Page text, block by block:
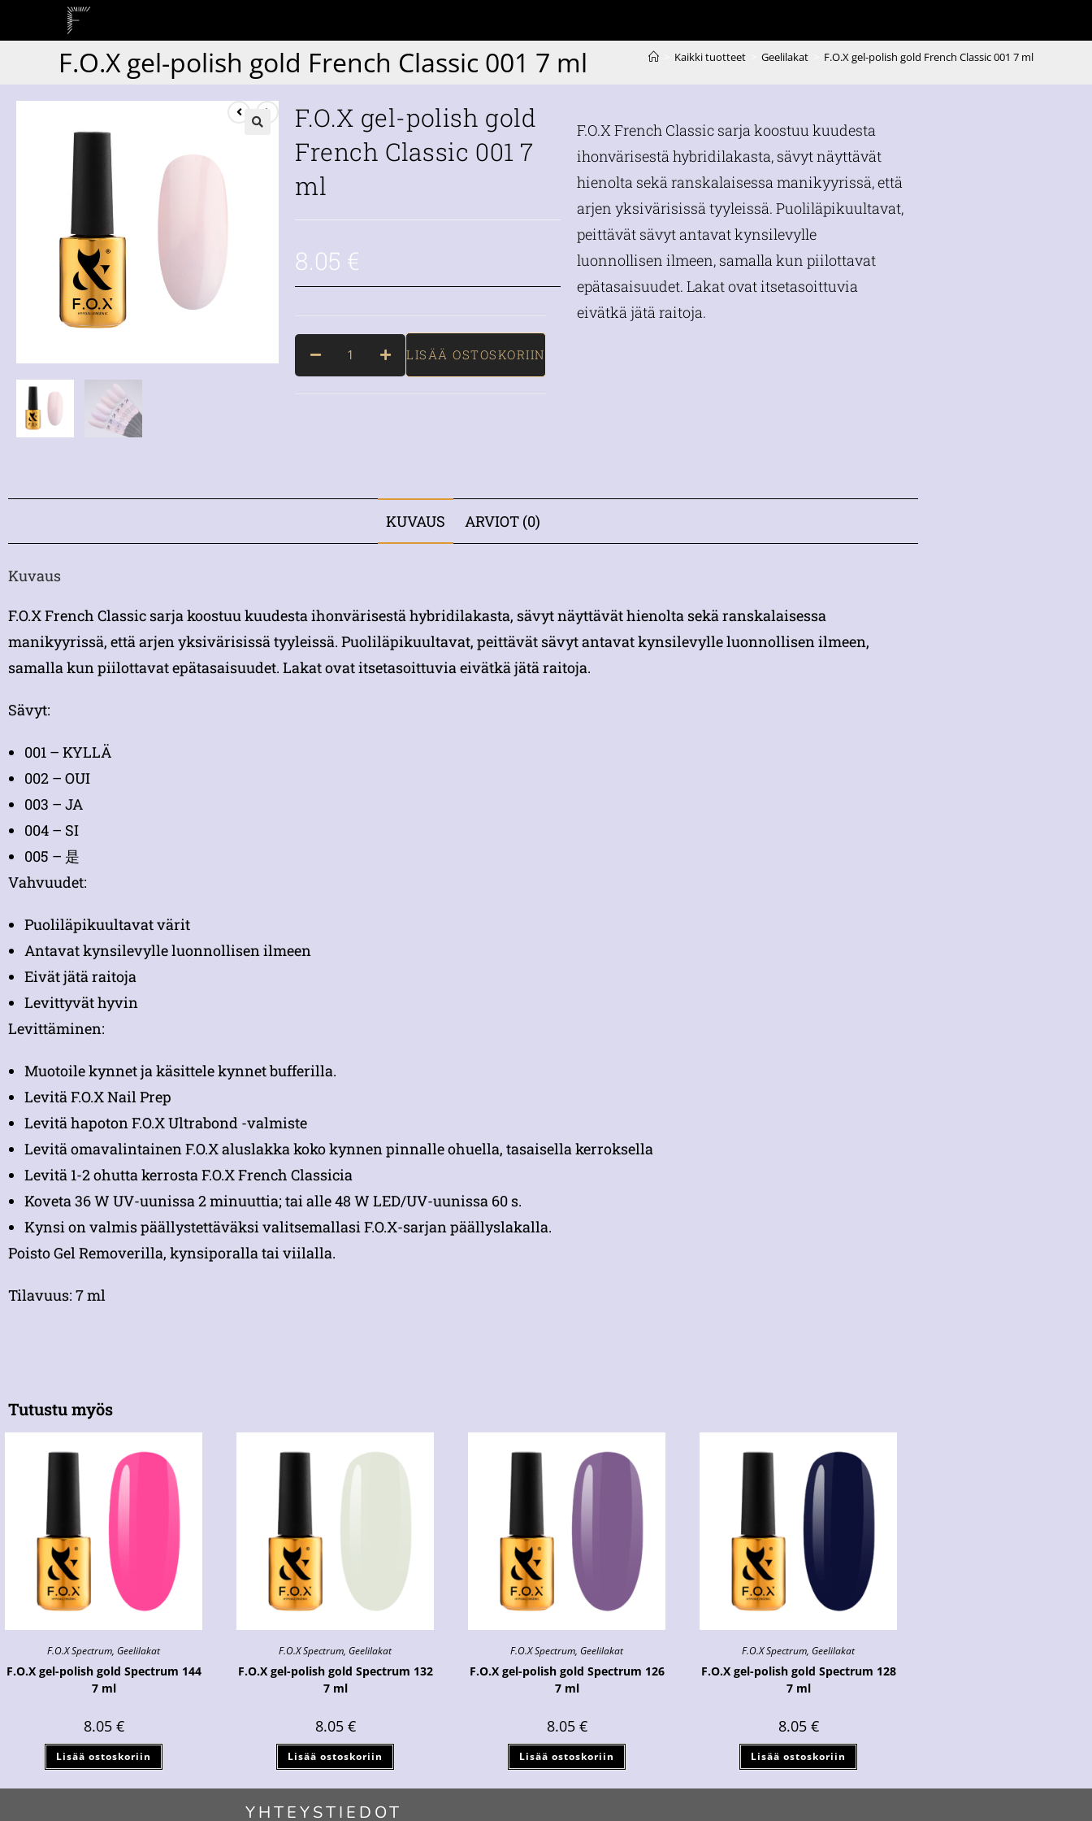
F.O.X gel-polish gold French Classic 001 7 ml Kaikki tuotteet Geelilakat F.O.X gel-polish gold French Classic 001 7 ml
F.O.X gel-polish gold
French Classic 001 7
ml
8.05 €
LISÄÄ OSTOSKORIIN
F.O.X French Classic sarja koostuu kuudesta
ihonvärisestä hybridilakasta, sävyt näyttävät
hienolta sekä ranskalaisessa manikyyrissä, että
arjen yksivärisissä tyyleissä. Puoliläpikuultavat,
peittävät sävyt antavat kynsilevylle
luonnollisen ilmeen, samalla kun piilottavat
epätasaisuudet. Lakat ovat itsetasoittuvia
eivätkä jätä raitoja.
KUVAUS ARVIOT (0)
Kuvaus
F.O.X French Classic sarja koostuu kuudesta ihonvärisestä hybridilakasta, sävyt näyttävät hienolta sekä ranskalaisessa
manikyyrissä, että arjen yksivärisissä tyyleissä. Puoliläpikuultavat, peittävät sävyt antavat kynsilevylle luonnollisen ilmeen,
samalla kun piilottavat epätasaisuudet. Lakat ovat itsetasoittuvia eivätkä jätä raitoja.
Sävyt:
001 – KYLLÄ
002 – OUI
003 – JA
004 – SI
005 – 是
Vahvuudet:
Puoliläpikuultavat värit
Antavat kynsilevylle luonnollisen ilmeen
Eivät jätä raitoja
Levittyvät hyvin
Levittäminen:
Muotoile kynnet ja käsittele kynnet bufferilla.
Levitä F.O.X Nail Prep
Levitä hapoton F.O.X Ultrabond -valmiste
Levitä omavalintainen F.O.X aluslakka koko kynnen pinnalle ohuella, tasaisella kerroksella
Levitä 1-2 ohutta kerrosta F.O.X French Classicia
Koveta 36 W UV-uunissa 2 minuuttia; tai alle 48 W LED/UV-uunissa 60 s.
Kynsi on valmis päällystettäväksi valitsemallasi F.O.X-sarjan päällyslakalla.
Poisto Gel Removerilla, kynsiporalla tai viilalla.
Tilavuus: 7 ml
Tutustu myös
F.O.X Spectrum, Geelilakat
F.O.X gel-polish gold Spectrum 144
7 ml
8.05 €
Lisää ostoskoriin
F.O.X Spectrum, Geelilakat
F.O.X gel-polish gold Spectrum 132
7 ml
8.05 €
Lisää ostoskoriin
F.O.X Spectrum, Geelilakat
F.O.X gel-polish gold Spectrum 126
7 ml
8.05 €
Lisää ostoskoriin
F.O.X Spectrum, Geelilakat
F.O.X gel-polish gold Spectrum 128
7 ml
8.05 €
Lisää ostoskoriin
YHTEYSTIEDOT